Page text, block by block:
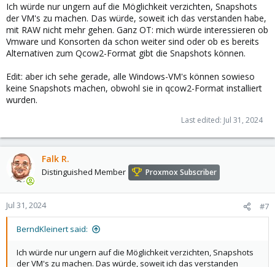
Ich würde nur ungern auf die Möglichkeit verzichten, Snapshots
der VM's zu machen. Das würde, soweit ich das verstanden habe,
mit RAW nicht mehr gehen. Ganz OT: mich würde interessieren ob
Vmware und Konsorten da schon weiter sind oder ob es bereits
Alternativen zum Qcow2-Format gibt die Snapshots können.
Edit: aber ich sehe gerade, alle Windows-VM's können sowieso
keine Snapshots machen, obwohl sie in qcow2-Format installiert
wurden.
Last edited: Jul 31, 2024
Falk R.
Distinguished Member Proxmox Subscriber
Jul 31, 2024 #7
BerndKleinert said:
Ich würde nur ungern auf die Möglichkeit verzichten, Snapshots
der VM's zu machen. Das würde, soweit ich das verstanden